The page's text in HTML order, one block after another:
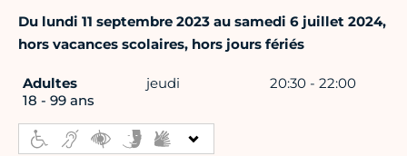
Du lundi 11 septembre 2023 au samedi 6 juillet 2024,
hors vacances scolaires, hors jours fériés
Adultes
18 - 99 ans
jeudi 20:30 - 22:00